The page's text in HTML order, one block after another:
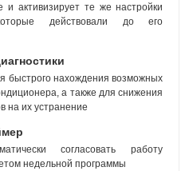
и активизирует те же настройки
действовали до его
быстрого нахождения возможных
а также для снижения
на их устранение
согласовать работу
недельной программы